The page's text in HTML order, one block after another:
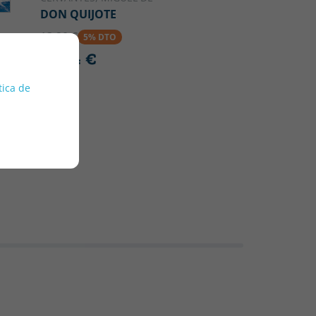
de
DON QUIJOTE
13.20 € 5% DTO
12.54 €